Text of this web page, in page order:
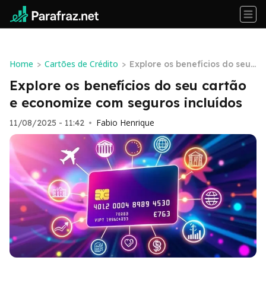
Home > Cartões de Crédito > Explore os benefícios do seu
cartão e economize com seg
uros incluídos
Explore os benefícios do seu cartão
e economize com seguros incluídos
11/08/2025 - 11:42 • Fabio Henrique